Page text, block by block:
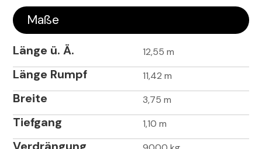
Maße
Länge ü. Ä. 12,55 m
Länge Rumpf 11,42 m
Breite 3,75 m
Tiefgang 1,10 m